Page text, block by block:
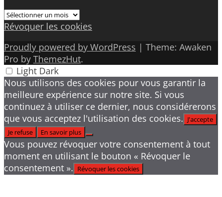
Archives
Révoquer les cookies
Proudly powered by WordPress | Theme: Awaken
Pro by ThemezHut.
Light Dark
Nous utilisons des cookies pour vous garantir la
meilleure expérience sur notre site. Si vous
continuez à utiliser ce dernier, nous considérerons
que vous acceptez l'utilisation des cookies. J'accepte
Je refuse
En savoir plus
Vous pouvez révoquer votre consentement à tout
moment en utilisant le bouton « Révoquer le
consentement ». Révoquer les cookies